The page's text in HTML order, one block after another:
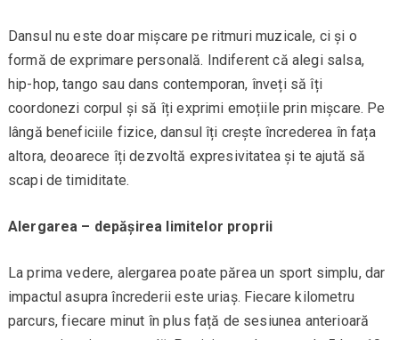
Dansul nu este doar mișcare pe ritmuri muzicale, ci și o
formă de exprimare personală. Indiferent că alegi salsa,
hip-hop, tango sau dans contemporan, înveți să îți
coordonezi corpul și să îți exprimi emoțiile prin mișcare. Pe
lângă beneficiile fizice, dansul îți crește încrederea în fața
altora, deoarece îți dezvoltă expresivitatea și te ajută să
scapi de timiditate.
Alergarea – depășirea limitelor proprii
La prima vedere, alergarea poate părea un sport simplu, dar
impactul asupra încrederii este uriaș. Fiecare kilometru
parcurs, fiecare minut în plus față de sesiunea anterioară